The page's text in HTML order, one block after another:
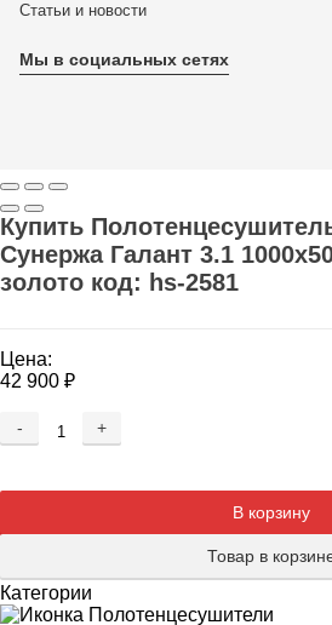
Статьи и новости
Мы в социальных сетях
Купить
Сунержа Галант 3.1
золото код: hs-2581
Цена:
42 900 ₽
-
+
В корзину
Товар в
Категории